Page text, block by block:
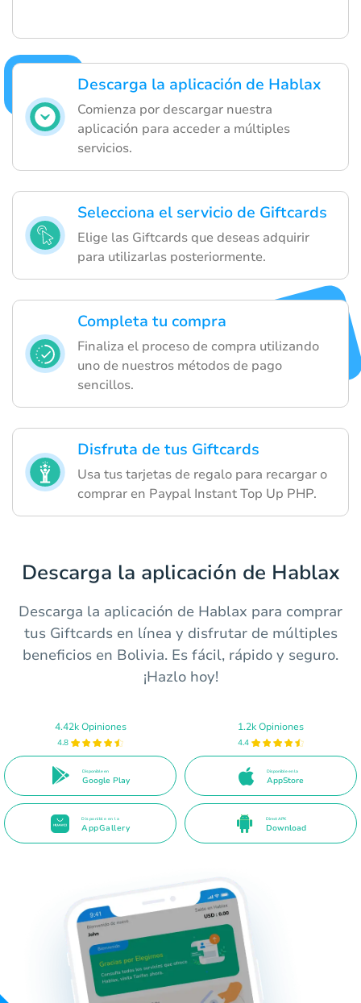
Descarga la aplicación de Hablax
Comienza por descargar nuestra
aplicación para acceder a múltiples
servicios.
Selecciona el servicio de Giftcards
Elige las Giftcards que deseas adquirir
para utilizarlas posteriormente.
Completa tu compra
Finaliza el proceso de compra utilizando
uno de nuestros métodos de pago
sencillos.
Disfruta de tus Giftcards
Usa tus tarjetas de regalo para recargar o
comprar en Paypal Instant Top Up PHP.
Descarga la aplicación de Hablax
Descarga la aplicación de Hablax para comprar
tus Giftcards en línea y disfrutar de múltiples
beneficios en Bolivia. Es fácil, rápido y seguro.
¡Hazlo hoy!
4.42k Opiniones
4.8
Disponible en
Google Play
1.2k Opiniones
4.4
Disponible en la
AppStore
Disponible en la
AppGallery
Direct APK
Download